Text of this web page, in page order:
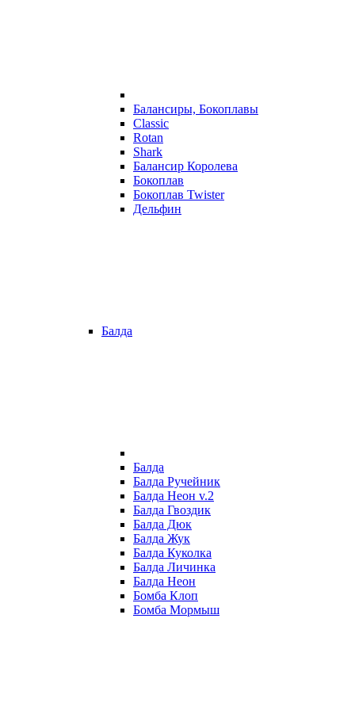
Балансиры, Бокоплавы
Classic
Rotan
Shark
Балансир Королева
Бокоплав
Бокоплав Twister
Дельфин
Балда
Балда
Балда Ручейник
Балда Неон v.2
Балда Гвоздик
Балда Дюк
Балда Жук
Балда Куколка
Балда Личинка
Балда Неон
Бомба Клоп
Бомба Мормыш